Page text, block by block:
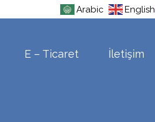
Arabic English
E – Ticaret İletişim